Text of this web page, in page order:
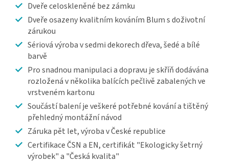
Dveře celoskleněné bez zámku
Dveře osazeny kvalitním kováním Blum s doživotní
zárukou
Sériová výroba v sedmi dekorech dřeva, šedé a bílé
barvě
Pro snadnou manipulaci a dopravu je skříň dodávána
rozložená v několika balících pečlivě zabalených ve
vrstveném kartonu
Součástí balení je veškeré potřebné kování a tištěný
přehledný montážní návod
Záruka pět let, výroba v České republice
Certifikace ČSN a EN, certifikát "Ekologicky šetrný
výrobek" a "Česká kvalita"